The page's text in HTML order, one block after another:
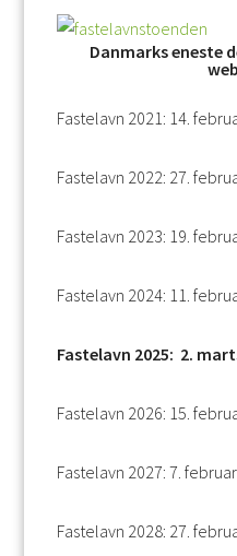
Danmarks eneste
Fastelavn 2021: 14.
Fastelavn 2022: 27.
Fastelavn 2023: 19.
Fastelavn 2024: 11.
Fastelavn 2025: 2.
Fastelavn 2026: 15.
Fastelavn 2027: 7.
Fastelavn 2028: 27.